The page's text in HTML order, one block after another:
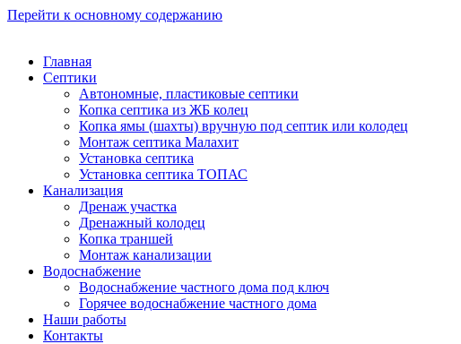
Перейти к основному содержанию
Главная
Септики
Автономные, пластиковые септики
Копка септика из ЖБ колец
Копка ямы (шахты) вручную под септик или колодец
Монтаж септика Малахит
Установка септика
Установка септика ТОПАС
Канализация
Дренаж участка
Дренажный колодец
Копка траншей
Монтаж канализации
Водоснабжение
Водоснабжение частного дома под ключ
Горячее водоснабжение частного дома
Наши работы
Контакты